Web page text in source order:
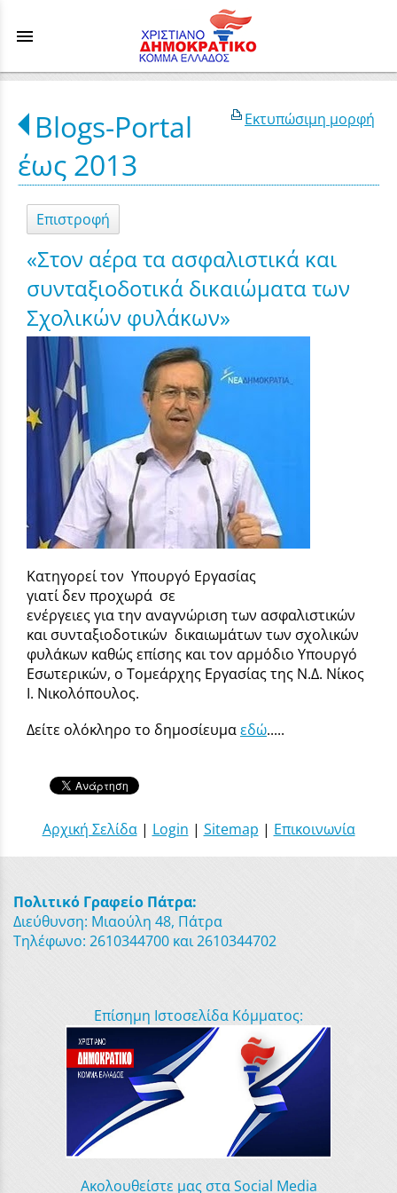
menu
Εκτυπώσιμη μορφή
Blogs-Portal
έως 2013
Επιστροφή
«Στον αέρα τα ασφαλιστικά και
συνταξιοδοτικά δικαιώματα των
Σχολικών φυλάκων»
Κατηγορεί τον Υπουργό Εργασίας
γιατί δεν προχωρά σε
ενέργειες για την αναγνώριση των ασφαλιστικών
και συνταξιοδοτικών δικαιωμάτων των σχολικών
φυλάκων καθώς επίσης και τον αρμόδιο Υπουργό
Εσωτερικών, ο Τομεάρχης Εργασίας της Ν.Δ. Νίκος
Ι. Νικολόπουλος.
Δείτε ολόκληρο το δημοσίευμαεδώ.....
Αρχική Σελίδα| Login | Sitemap | Επικοινωνία
Πολιτικό Γραφείο Πάτρα:
Διεύθυνση: Μιαούλη 48, Πάτρα
Τηλέφωνο: 2610344700 και 2610344702
Επίσημη Ιστοσελίδα Κόμματος:
Ακολουθείστε μας στα Social Media